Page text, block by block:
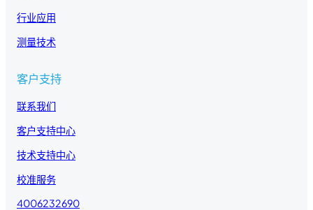
行业应用
测量技术
客户支持
联系我们
客户支持中心
技术支持中心
校准服务
4006232690